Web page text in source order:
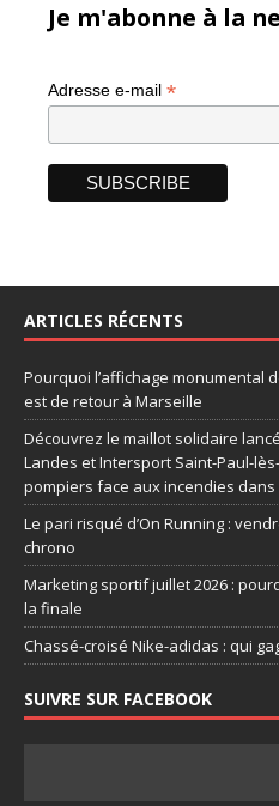
Je m'abonne à la
Adresse e-mail *
ARTICLES RÉCENTS
Pourquoi l’affichage monumental
est de retour à Marseille
Découvrez le maillot solidaire
Landes et Intersport Saint-Paul-
pompiers face aux incendies dans
Le pari risqué d’On Running :
chrono
Marketing sportif juillet 2026 :
la finale
Chassé-croisé Nike-adidas : qui
SUIVRE SUR FACEBOOK